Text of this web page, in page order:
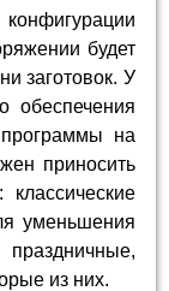
конфигурации
будет
заготовок. У
обеспечения
на
приносить
уменьшения
праздничные,
из них.